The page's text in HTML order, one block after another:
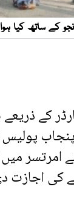
کے
امرتسر
کی اجازت